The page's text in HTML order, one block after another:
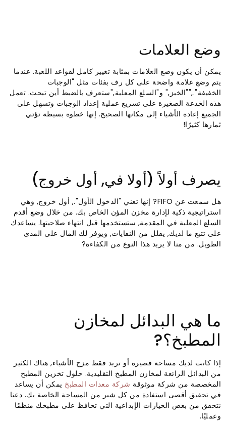
وضع العلامات
يمكن أن يكون وضع العلامات بمثابة تغيير كامل لقواعد اللعبة. عندما
يتم وضع علامة واضحة على كل رف بفئات مثل "الوجبات
الخفيفة".,""الخبز," و"السلع المعلبة,"ستعرف بالضبط أين تبحث. تعمل
هذه الخدعة الصغيرة على تسريع عملية إعداد الوجبات وتسهل على
الجميع إعادة الأشياء إلى مكانها الصحيح. إنها خطوة بسيطة تؤتي
ثمارها كثيرًا!
يصرف أولاً (أولا في, أول خروج)
هل سمعت عن FIFO? إنها تعني "الدخول الأول"., أول خروج, وهي
استراتيجية ذكية لإدارة مخزن المؤن الخاص بك. من خلال وضع أقدم
السلع المعلبة في المقدمة, ستستخدمها قبل انتهاء صلاحيتها. يساعدك
على تتبع ما لديك, يقلل من النفايات, ويوفر لك المال على المدى
الطويل. من منا لا يريد هذا النوع من الكفاءة?
ما هي البدائل لمخازن
المطبخ؟?
إذا كانت لديك مساحة قصيرة أو تريد فقط مزج الأشياء, هناك الكثير
من البدائل الرائعة لمخازن المطبخ التقليدية. حلول تخزين المطبخ
المخصصة من شركة موثوقة شركة معدات المطبخ يمكن أن يساعد
في تحقيق أقصى استفادة من كل شبر من المساحة الخاصة بك. دعنا
نتحقق من بعض الخيارات الإبداعية التي تحافظ على مطبخك منظمًا
وعمليًا.